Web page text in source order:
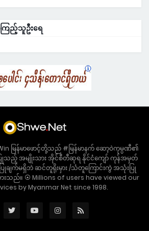
ကြည့်သူဦးရေ
မြန်မာဖောင့်တို့သည် #မြန်မာနက် ဆော့ဝဲကုမ္ပဏီ၏
ည့် အမျိုးသား အိုင်စီတီဆုရ နိုင်ငံကျော် ကုန်အမှတ်
ြုချက်မရှိဘဲ ဆင်တူရိုးမှား /သံတူကြောင်းကွဲ အသုံးပြု
းသည်။ ⦿ Millions of users have viewed our
by Myanmar Net since 1998.